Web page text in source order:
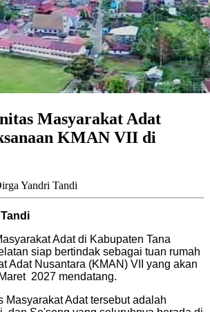
Masyarakat Adat
KMAN VII di
Yandri Tandi
Adat di Kabupaten Tana
siap bertindak sebagai tuan rumah
Adat Nusantara (KMAN) VII yang akan
2027 mendatang.
Masyarakat Adat tersebut adalah